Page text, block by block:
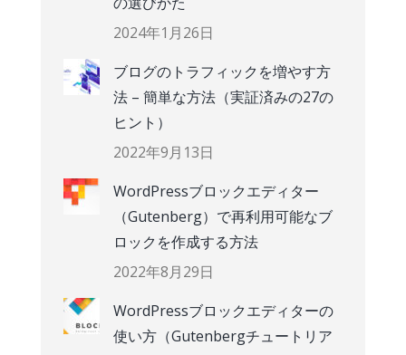
2024年1月26日
ブログのトラフィックを増やす方
法 – 簡単な方法（実証済みの27の
ヒント）
2022年9月13日
WordPressブロックエディター
（Gutenberg）で再利用可能なブ
ロックを作成する方法
2022年8月29日
WordPressブロックエディターの
使い方（Gutenbergチュートリア